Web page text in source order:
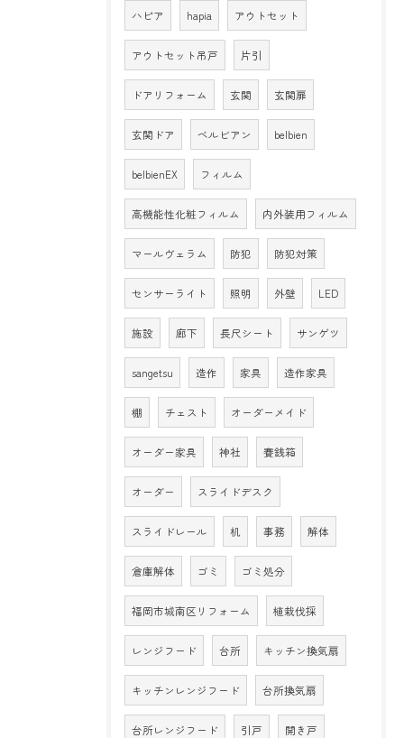
ハピア hapia アウトセット
アウトセット吊戸 片引
ドアリフォーム 玄関 玄関扉
玄関ドア ベルビアン belbien
belbienEX フィルム
高機能性化粧フィルム 内外装用フィルム
マールヴェラム 防犯 防犯対策
センサーライト 照明 外壁 LED
施設 廊下 長尺シート サンゲツ
sangetsu 造作 家具 造作家具
棚 チェスト オーダーメイド
オーダー家具 神社 賽銭箱
オーダー スライドデスク
スライドレール 机 事務 解体
倉庫解体 ゴミ ゴミ処分
福岡市城南区リフォーム 植栽伐採
レンジフード 台所 キッチン換気扇
キッチンレンジフード 台所換気扇
台所レンジフード 引戸 開き戸